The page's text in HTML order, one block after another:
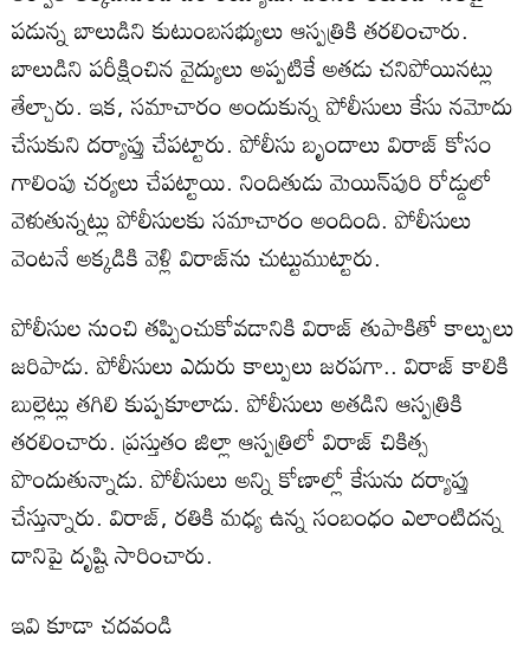
పడున్న బాలుడిని కుటుంబసభ్యులు ఆస్పత్రికి తరలించారు.
బాలుడిని పరీక్షించిన వైద్యులు అప్పటికే అతడు చనిపోయినట్లు
తేల్చారు. ఇక, సమాచారం అందుకున్న పోలీసులు కేసు నమోదు
చేసుకుని దర్యాప్తు చేపట్టారు. పోలీసు బృందాలు విరాజ్ కోసం
గాలింపు చర్యలు చేపట్టాయి. నిందితుడు మెయిన్‌పురి రోడ్డులో
వెళుతున్నట్లు పోలీసులకు సమాచారం అందింది. పోలీసులు
వెంటనే అక్కడికి వెళ్లి విరాజ్‌ను చుట్టుముట్టారు.
పోలీసుల నుంచి తప్పించుకోవడానికి విరాజ్ తుపాకితో కాల్పులు
జరిపాడు. పోలీసులు ఎదురు కాల్పులు జరపగా.. విరాజ్ కాలికి
బుల్లెట్లు తగిలి కుప్పకూలాడు. పోలీసులు అతడిని ఆస్పత్రికి
తరలించారు. ప్రస్తుతం జిల్లా ఆస్పత్రిలో విరాజ్ చికిత్స
పొందుతున్నాడు. పోలీసులు అన్ని కోణాల్లో కేసును దర్యాప్తు
చేస్తున్నారు. విరాజ్, రతికి మధ్య ఉన్న సంబంధం ఎలాంటిదన్న
దానిపై దృష్టి సారించారు.
ఇవి కూడా చదవండి